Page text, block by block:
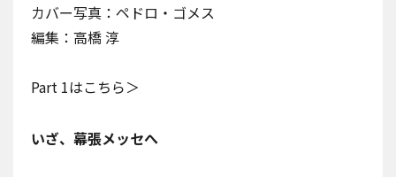
カバー写真：ペドロ・ゴメス
編集：高橋 淳
Part 1はこちら＞
いざ、幕張メッセへ